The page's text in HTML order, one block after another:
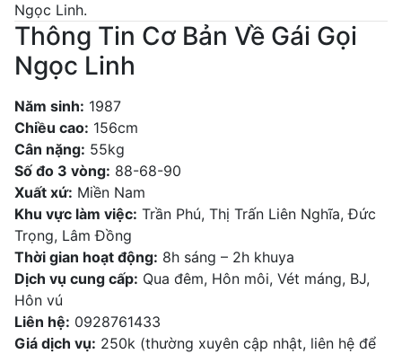
Ngọc Linh.
Thông Tin Cơ Bản Về Gái Gọi
Ngọc Linh
Năm sinh: 1987
Chiều cao: 156cm
Cân nặng: 55kg
Số đo 3 vòng: 88-68-90
Xuất xứ: Miền Nam
Khu vực làm việc: Trần Phú, Thị Trấn Liên Nghĩa, Đức
Trọng, Lâm Đồng
Thời gian hoạt động: 8h sáng – 2h khuya
Dịch vụ cung cấp: Qua đêm, Hôn môi, Vét máng, BJ,
Hôn vú
Liên hệ: 0928761433
Giá dịch vụ: 250k (thường xuyên cập nhật, liên hệ để